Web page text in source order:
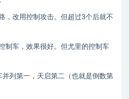
，改用控制攻击。但超过3个后就不
制车，效果很好。但尤里的控制车
列第一，天启第二（也就是倒数第